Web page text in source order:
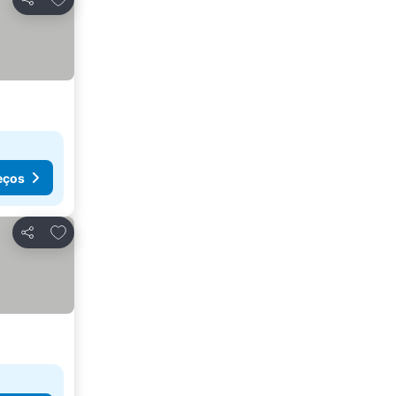
Partilhar
Partilhar
Adicionar aos favoritos